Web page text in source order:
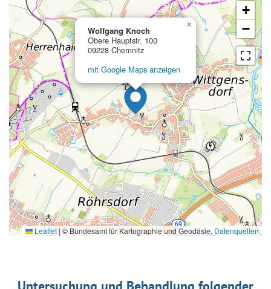
Wolfgang Knoch
Obere Hauptstr. 100
09228 Chemnitz
mit Google Maps anzeigen
×
+
−
Leaflet | © Bundesamt für Kartographie und Geodäsie, Datenquellen